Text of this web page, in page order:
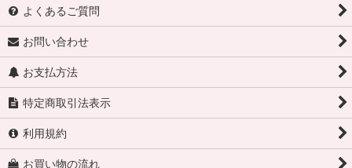
よくあるご質問
お問い合わせ
お支払方法
特定商取引法表示
利用規約
お買い物の流れ